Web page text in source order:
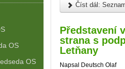
Číst dál:
Představení
strana s
Letňany
Napsal Deutsch Olaf
OS
OS